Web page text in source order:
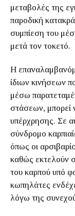
μεταβολές της
παροδική
συμπίεση του
μετά τον τοκετό.
Η
ίδιων κινήσεων
μέσω
στάσεων, μπορεί
υπέρχρησης. Σε
σύνδρομο
όπως οι
καθώς εκτελούν
του καρπού υπό
κωπηλάτες
λόγω της